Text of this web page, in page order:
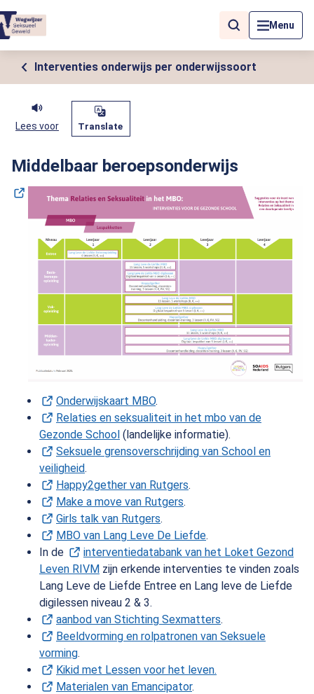
Menu
Als de resultaten voor automatisch aanvullen beschikbaar zijn,
Interventies onderwijs per onderwijssoort
Lees voor Translate
Middelbaar beroepsonderwijs
Onderwijskaart MBO(Opent in een nieuw tabblad)
.
Relaties en seksualiteit in het mbo van de
Gezonde School (Opent in een nieuw tabblad)
(landelijke informatie).
Seksuele grensoverschrijding van School en
veiligheid(Opent in een nieuw tabblad)
.
Happy2gether van Rutgers(Opent in een nieuw
.
Make a move van Rutgers(Opent in een nieuw
.
Girls talk van Rutgers(Opent in een nieuw tabblad)
.
MBO van Lang Leve De Liefde(Opent in een nieuw
.
In de
interventiedatabank van het Loket Gezond
Leven RIVM (Opent in een nieuw tabblad)
zijn erkende interventies te vinden zoals
Lang Leve de Liefde Entree en Lang leve de Liefde
digilessen niveau 2 & 3.
aanbod van Stichting Sexmatters(Opent in een
.
Beeldvorming en rolpatronen van Seksuele
vorming(Opent in een nieuw tabblad)
.
Kikid met Lessen voor het leven.
Materialen van Emancipator(Opent in een nieuw
.